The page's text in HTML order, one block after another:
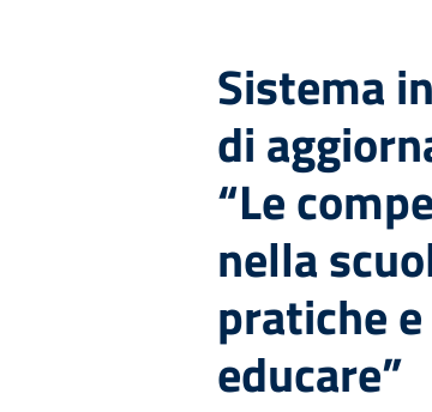
Sistema
di
“Le
nella
pratiche
educare”